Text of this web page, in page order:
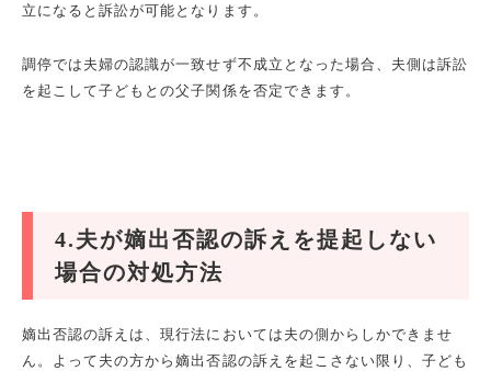
立になると訴訟が可能となります。
調停では夫婦の認識が一致せず不成立となった場合、夫側は訴訟
を起こして子どもとの父子関係を否定できます。
4.夫が嫡出否認の訴えを提起しない
場合の対処方法
嫡出否認の訴えは、現行法においては夫の側からしかできませ
ん。よって夫の方から嫡出否認の訴えを起こさない限り、子ども